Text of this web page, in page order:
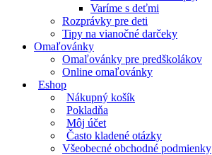
Varíme s deťmi
Rozprávky pre deti
Tipy na vianočné darčeky
Omaľovánky
Omaľovánky pre predškolákov
Online omaľovánky
Eshop
Nákupný košík
Pokladňa
Môj účet
Často kladené otázky
Všeobecné obchodné podmienky